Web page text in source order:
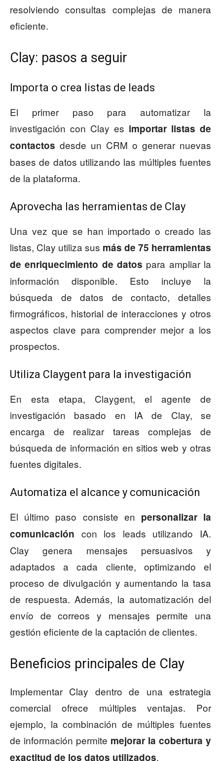
resolviendo consultas complejas de manera
eficiente.
Clay: pasos a seguir
Importa o crea listas de leads
El primer paso para automatizar la
investigación con Clay es importar listas de
contactos desde un CRM o generar nuevas
bases de datos utilizando las múltiples fuentes
de la plataforma.
Aprovecha las herramientas de Clay
Una vez que se han importado o creado las
listas, Clay utiliza sus más de 75 herramientas
de enriquecimiento de datos para ampliar la
información disponible. Esto incluye la
búsqueda de datos de contacto, detalles
firmográficos, historial de interacciones y otros
aspectos clave para comprender mejor a los
prospectos.
Utiliza Claygent para la investigación
En esta etapa, Claygent, el agente de
investigación basado en IA de Clay, se
encarga de realizar tareas complejas de
búsqueda de información en sitios web y otras
fuentes digitales.
Automatiza el alcance y comunicación
El último paso consiste en personalizar la
comunicación con los leads utilizando IA.
Clay genera mensajes persuasivos y
adaptados a cada cliente, optimizando el
proceso de divulgación y aumentando la tasa
de respuesta. Además, la automatización del
envío de correos y mensajes permite una
gestión eficiente de la captación de clientes.
Beneficios principales de Clay
Implementar Clay dentro de una estrategia
comercial ofrece múltiples ventajas. Por
ejemplo, la combinación de múltiples fuentes
de información permite mejorar la cobertura y
exactitud de los datos utilizados.